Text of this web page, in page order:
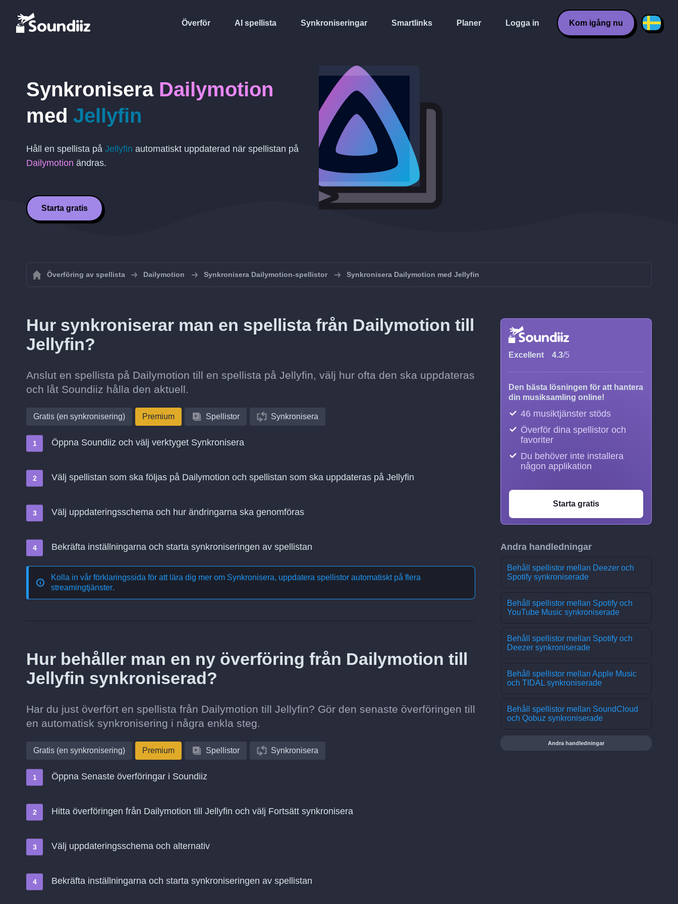
Överför AI spellista Synkroniseringar Smartlinks Planer Logga in Kom igång nu
Synkronisera Dailymotion
med Jellyfin
Håll en spellista på Jellyfin automatiskt uppdaterad när spellistan på
Dailymotion ändras.
Starta gratis
Överföring av spellista Dailymotion Synkronisera Dailymotion-spellistor Synkronisera Dailymotion med Jellyfin
Hur synkroniserar man en spellista från Dailymotion till
Jellyfin?
Anslut en spellista på Dailymotion till en spellista på Jellyfin, välj hur ofta den ska uppdateras
och låt Soundiiz hålla den aktuell.
Gratis (en synkronisering) Premium Spellistor Synkronisera
Öppna Soundiiz och välj verktyget Synkronisera
Välj spellistan som ska följas på Dailymotion och spellistan som ska uppdateras på Jellyfin
Välj uppdateringsschema och hur ändringarna ska genomföras
Bekräfta inställningarna och starta synkroniseringen av spellistan
Kolla in vår förklaringssida för att lära dig mer om Synkronisera, uppdatera spellistor automatiskt på flera
streamingtjänster.
Hur behåller man en ny överföring från Dailymotion till
Jellyfin synkroniserad?
Har du just överfört en spellista från Dailymotion till Jellyfin? Gör den senaste överföringen till
en automatisk synkronisering i några enkla steg.
Gratis (en synkronisering) Premium Spellistor Synkronisera
Öppna Senaste överföringar i Soundiiz
Hitta överföringen från Dailymotion till Jellyfin och välj Fortsätt synkronisera
Välj uppdateringsschema och alternativ
Bekräfta inställningarna och starta synkroniseringen av spellistan
Excellent 4.3/5
Den bästa lösningen för att hantera
din musiksamling online!
46 musiktjänster stöds
Överför dina spellistor och
favoriter
Du behöver inte installera
någon applikation
Starta gratis
Andra handledningar
Behåll spellistor mellan Deezer och
Spotify synkroniserade
Behåll spellistor mellan Spotify och
YouTube Music synkroniserade
Behåll spellistor mellan Spotify och
Deezer synkroniserade
Behåll spellistor mellan Apple Music
och TIDAL synkroniserade
Behåll spellistor mellan SoundCloud
och Qobuz synkroniserade
Andra handledningar